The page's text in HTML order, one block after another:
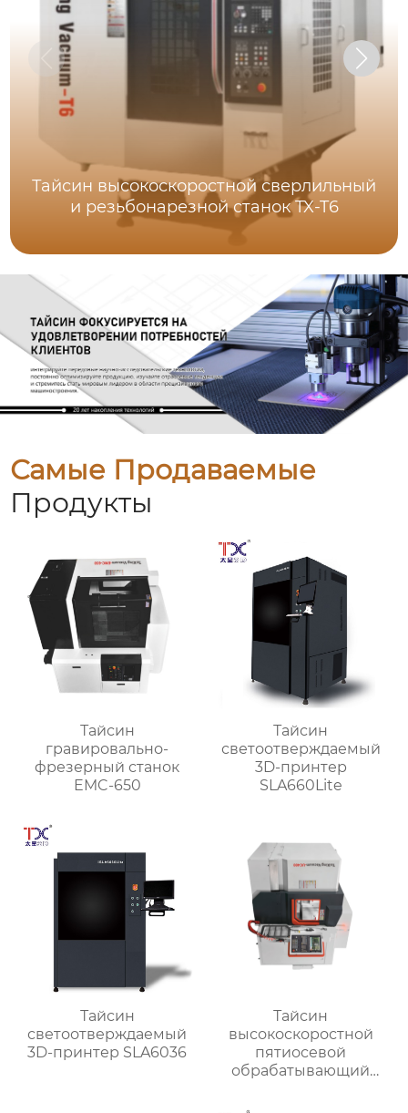
Тайсин высокоскоростной сверлильный
и резьбонарезной станок TX-T6
Самые Продаваемые
Продукты
Тайсин
гравировально-
фрезерный станок
EMC-650
Тайсин
светоотверждаемый
3D-принтер
SLA660Lite
Тайсин
светоотверждаемый
3D-принтер SLA6036
Тайсин
высокоскоростной
пятиосевой
обрабатывающий